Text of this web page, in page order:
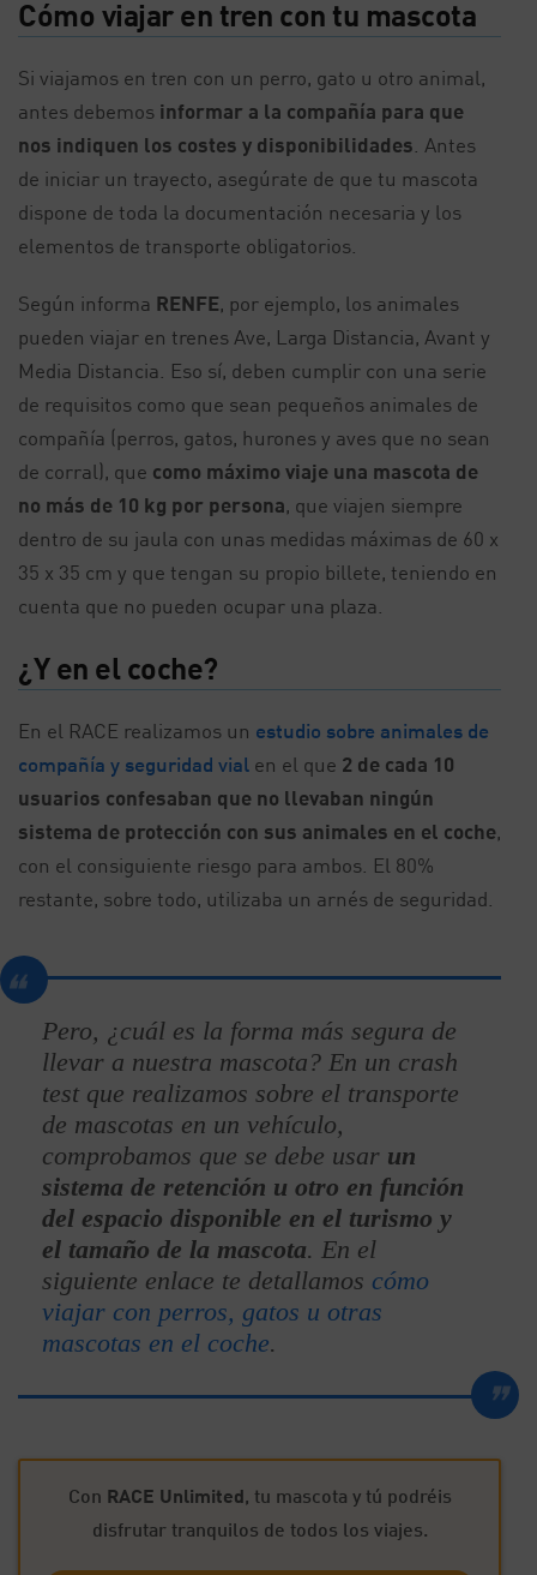
Cómo viajar en tren con tu mascota
Si viajamos en tren con un perro, gato u otro animal,
antes debemos informar a la compañía para que
nos indiquen los costes y disponibilidades . Antes
de iniciar un trayecto, asegúrate de que tu mascota
dispone de toda la documentación necesaria y los
elementos de transporte obligatorios.
Según informa RENFE, por ejemplo, los animales
pueden viajar en trenes Ave, Larga Distancia, Avant y
Media Distancia. Eso sí, deben cumplir con una serie
de requisitos como que sean pequeños animales de
compañía (perros, gatos, hurones y aves que no sean
de corral), que como máximo viaje una mascota de
no más de 10 kg por persona, que viajen siempre
dentro de su jaula con unas medidas máximas de 60 x
35 x 35 cm y que tengan su propio billete, teniendo en
cuenta que no pueden ocupar una plaza.
¿Y en el coche?
En el RACE realizamos un estudio sobre animales de
compañía y seguridad vial en el que 2 de cada 10
usuarios confesaban que no llevaban ningún
sistema de protección con sus animales en el coche,
con el consiguiente riesgo para ambos. El 80%
restante, sobre todo, utilizaba un arnés de seguridad.
Pero, ¿cuál es la forma más segura de
llevar a nuestra mascota? En un crash
test que realizamos sobre el transporte
de mascotas en un vehículo,
comprobamos que se debe usar un
sistema de retención u otro en función
del espacio disponible en el turismo y
el tamaño de la mascota. En el
siguiente enlace te detallamos cómo
viajar con perros, gatos u otras
mascotas en el coche.
Con RACE Unlimited, tu mascota y tú podréis
disfrutar tranquilos de todos los viajes.